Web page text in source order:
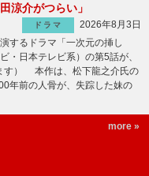
涼介がつらい」
ドラマ
2026年8月3日
するドラマ「一次元の挿し
・日本テレビ系）の第5話が、
す） 本作は、松下龍之介氏の
年前の人骨が、失踪した妹の
more »